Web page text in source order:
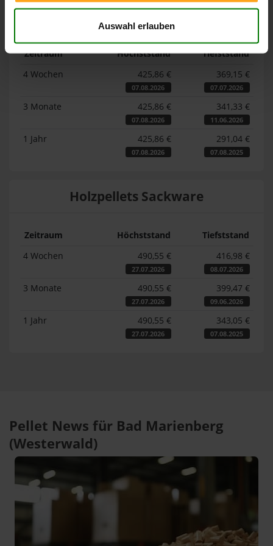
Auswahl erlauben
Lose Holzpellets
Zeitraum Höchststand
Tiefststand
4 Wochen
425,86 €
07.08.2026
369,15 €
07.07.2026
3 Monate 425,86 €
07.08.2026
341,33 €
11.06.2026
1 Jahr 425,86 €
07.08.2026
291,04 €
07.08.2025
Holzpellets Sackware
Zeitraum Höchststand
Tiefststand
4 Wochen
490,55 €
27.07.2026
416,98 €
08.07.2026
3 Monate 490,55 €
27.07.2026
399,47 €
09.06.2026
1 Jahr 490,55 €
27.07.2026
343,05 €
07.08.2025
Pellet News für Bad Marienberg
(Westerwald)